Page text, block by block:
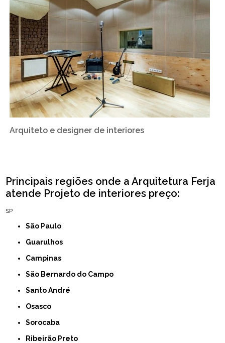
Arquiteto e designer de interiores
Principais regiões onde a Arquitetura Ferja
atende Projeto de interiores preço:
SP
São Paulo
Guarulhos
Campinas
São Bernardo do Campo
Santo André
Osasco
Sorocaba
Ribeirão Preto